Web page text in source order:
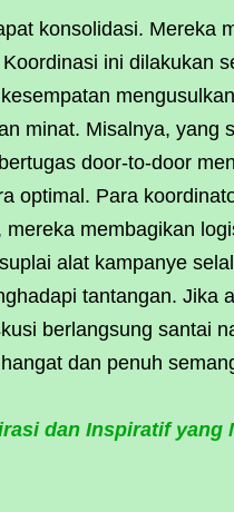
konsolidasi. Mereka
ini dilakukan
minat. Misalnya, yang
door-to-door
optimal. Para
membagikan
alat kampanye
tantangan. Jika
berlangsung santai
dan penuh
dan Inspiratif yang